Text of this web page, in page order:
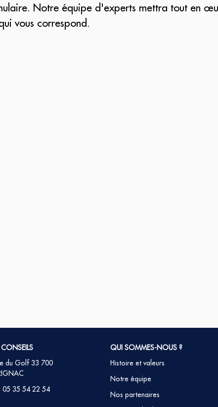
Notre équipe d'experts mettra tout en
vous correspond.
du Golf 33 700
05 35 54 22 54
QUI SOMMES-NOUS ?
Histoire et valeurs
Notre équipe
Nos partenaires